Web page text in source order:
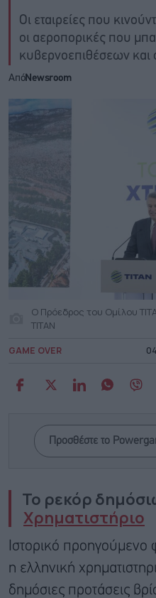
Οι εταιρείες που
οι αεροπορικές που
κυβερνοεπιθέσεων και
ΑπόNewsroom
Ο Πρόεδρος του Ομίλου
ΤΙΤΑΝ
GAME OVER
Προσθέστε το
Το ρεκόρ
Χρηματιστήριο
Ιστορικό προηγούμενο
η ελληνική
δημόσιες προτάσεις